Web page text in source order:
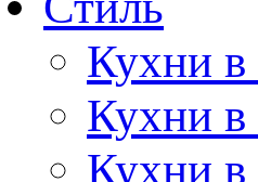
Кухни в
Кухни в
Кухни в